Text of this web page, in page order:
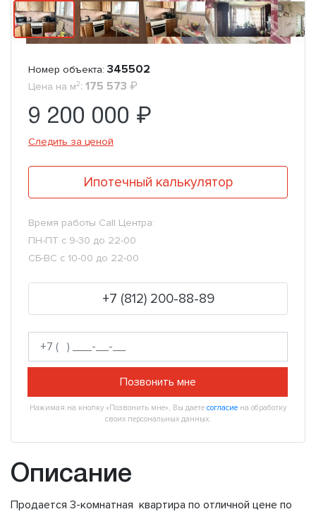
Номер объекта: 345502
Цена на м2: 175 573 ₽
9 200 000 ₽
Следить за ценой
Ипотечный калькулятор
Время работы Call Центра:
ПН-ПТ с 9-30 до 22-00
СБ-ВС с 10-00 до 22-00
+7 (812) 200-88-89
Позвонить мне
Нажимая на кнопку «Позвонить мне», Вы даете согласие на обработку
своих персональных данных.
Описание
Продается 3-комнатная квартира по отличной цене по